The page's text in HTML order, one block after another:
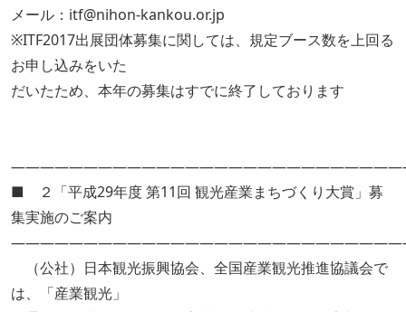
メール：itf@nihon-kankou.or.jp
※ITF2017出展団体募集に関しては、規定ブース数を上回る
お申し込みをいた
だいたため、本年の募集はすでに終了しております
■ ２「平成29年度 第11回 観光産業まちづくり大賞」募
集実施のご案内
（公社）日本観光振興協会、全国産業観光推進協議会で
は、「産業観光」